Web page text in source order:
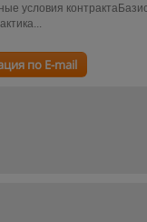
условия
по E-mail